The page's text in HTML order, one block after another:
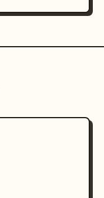
in